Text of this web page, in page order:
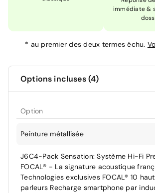
immédiate &
* au premier des deux termes échu.
Options incluses (4)
Option
Peinture métallisée
J6C4-Pack Sensation: Système Hi-Fi
FOCAL® - La signature acoustique
Technologies exclusives FOCAL® 10
parleurs Recharge smartphone par